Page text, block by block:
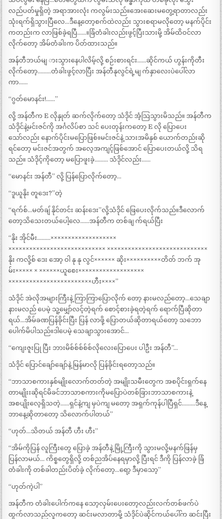
လည်ပတ်မှုရှိတဲ့ အရာအားလုံး ကလွမ်းသည်။အေးဆေးမတွေ့ရာတာလည်း
သုံးရက်ရှိသွားပြီလေ…ဒီနေ့တော့စက်ထဲလည်း သွားစရာမလိုတော့ မနက်ပိုင်း
ကတည်းက လာဖြစ်ခဲ့ရပြီ……။ခြံတံခါးလည်းဖွင့်ပြီးသားမို့ အိမ်ထိဝင်လာ
လိုက်တော့ အိမ်တံခါးက ပိတ်ထားသည်။
အန်တီဘယ်မျ ားသွားနေပါလိမ့်လို့ စဉ်းစားရင်း……ဆိုင်ကယ် ဟွန်းကိုတီး
လိုက်တော့………တံခါးဖွင့်လာပြီး အန်တီနုလွင်ရဲ့မျ က်နှာလေးပဲပေါ်လာ
ကာ……
“ဂွတ်မောနင်း!……”
လို့ အန်တီက E လိုနှုတ် ဆက်လိုက်တော့ သံဒိုင် အံ့သြသွားမိသည်။ အန်တီက
သံဒိုင်နဲ့မင်းဇင်ကို အင်္ဂလိပ်စာ သင် ပေးတုန်းကတော့ E လို ပြောပေး
သော်လည်း နောက်ပိုင်းမပြောဖြစ်။မင်းဇင်နဲ့ သားအမိနှစ် ယောက်တည်းဆို
ရင်တော့ မင်းဇင်အတွက် အလေ့အကျင့်ဖြစ်အောင် ပြောပေးတယ်လို့ သိရ
သည်။ သံဒိုင့်ကိုတော့ မပြောဖူးခဲ့……… သံဒိုင်လည်း……
“မောနင်း အန်တီ” လို့ ပြန်ပြောလိုက်တော့…
“ဒူယူနိုး တူဒေး?”တဲ့
“ရက်စ်…မတ်ချ် နိုင်တင်း ဆန်းဒေး”လို့သံဒိုင် ဖြေပေးလိုက်သည်။ဒီလောက်
တော့သိသေးတယ်ပေါ့လေ……အန်တီက တစ်ချ က်ရယ်ပြီး
“နိုး အိုင်မီး………×××××××××××××××××××
×××××××××××××××××××××××××××× ×××××××××××××××××××××××××××××
နိုး ကလို့စ် ဒေး အော့ ဝါ နု နု လွင်×××××× ဆိုး××××××××××တိတ် ဘက် အု
မ်း××××× × ××××××ယူစေး×××××××××××××××××××
××××××××××××××××××××××××ဟီး××××”
သံဒိုင် အဲလိုအများကြီးနဲ့ ကြာကြာပြောလိုက် တော့ နားမလည်တော့…သေချာ
နားမလည် ပေမဲ့ သူ့မျှော်လင့်တဲ့ရက် စောင့်စားခဲ့ရတဲ့ရက် ရောက်ပြီဆိုတာ
ရယ်…အိမ်ခဏပြန်ခိုင်းပြီး ပြန် လာဖို့ ပြောတယ်ဆိုတာရယ်တော့ သဘော
ပေါက်မိပါသည်။ဒါပေမဲ့ သေချာသွားအောင်…
“ကျေးဇူးပြု ပြီး ဘားမိစ်စ်စ်စ်စ်လိုလေးပြောပေး ပါဦး အန်တီ”…
သံဒိုင် ပြောင်ချော်ချော်နဲ့ မြန်မာလို ပြန်ခိုင်းရတော့သည်။
“ဘာသာစကားနှစ်မျိုးလောက်တတ်တဲ့ အမျိုးသမီးတွေက အစပိုင်းရှက်နေ
တာမျိုးးဆိုရင်မိခင်ဘာသာစကားကိုမပြောပဲတစ်ခြားဘာသာစကားနဲ့
အစပျိုးလေ့ရှိသတဲ့……ရှင်နဲ့ကျ မှပဲကျ မတော့ အရှက်ကုန်ပါပြီရှင်………ဒီနေ့
ဘာနေ့ဆိုတာတော့ သိလောက်ပါတယ်”
“ဟုတ်…သိတယ် အန်တီ ဟီး ဟီး”
“အိမ်ကိုပြန် လူကြီးတွေ ပြောခဲ့ အန်တီနဲ့ မြို့ကြီးကို သွားမလို့မနက်ဖြန်မှ
ပြန်လာမယ်… ကိစ္စတွေရှိလို့ တစ်ညအိပ်နေရမှာလို့ ပြီးရင် ဒီကို ပြန်လာခဲ့ ခြံ
တံခါးကို တစ်ခါတည်းပိတ်ခဲ့ လိုက်တော့…ရော့ ဒီမှာသော့”
“ဟုတ်ကဲ့ပါ”
အန်တီက တံခါးပေါက်ကနေ သော့လှမ်းပေးတော့လည်းလက်တစ်ဖက်ပဲ
ထွက်လာသည်လူကတော့ ဆင်းမလာတာမို့ သံဒိုင်ပဲဆိုင်ကယ်ပေါ်က ဆင်းပြီး